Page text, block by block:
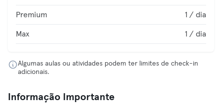
Premium 1 / dia
Max 1 / dia
Algumas aulas ou atividades podem ter limites de check-in
adicionais.
Informação Importante